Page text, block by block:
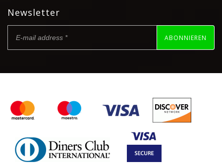
Newsletter
ABONNIEREN